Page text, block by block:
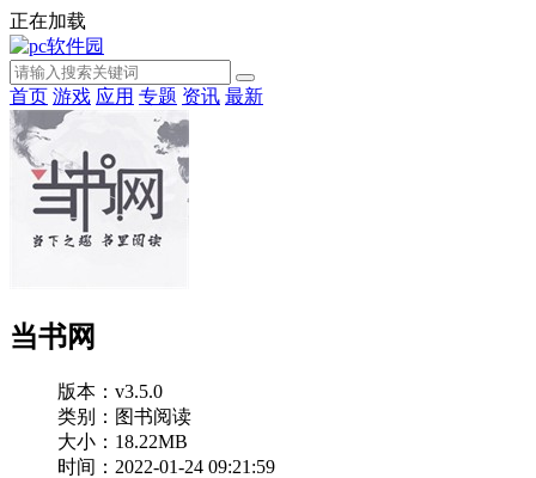
正在加载
首页 游戏 应用 专题 资讯 最新
当书网
版本：v3.5.0
类别：图书阅读
大小：18.22MB
时间：2022-01-24 09:21:59